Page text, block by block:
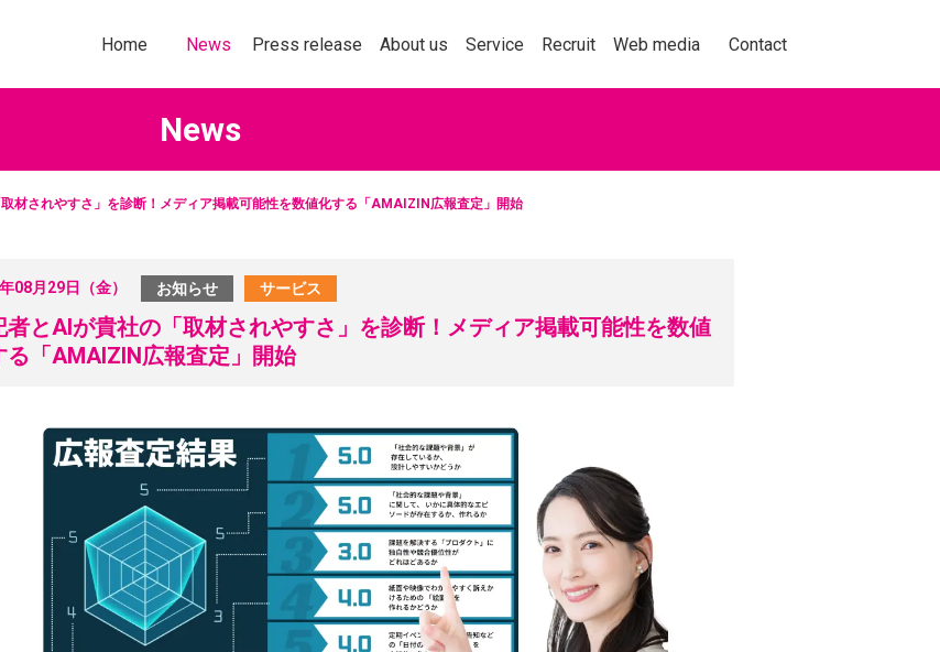
Home News Press release About us Service Recruit Web media
業にぴったりの販促ソリ
探しいただけます！
しくはこちら
意欲を刺激していくことをテーマに、セ
ールスプロモーション業界の情報、実績
を掲載します。
Contact
News
材されやすさ」を診断！メディア掲載可能性を数値化する「AMAIZIN広報査定」開始
08月29日（金） お知らせ サービス
者とAIが貴社の「取材されやすさ」を診断！メディア掲載可能性を数値
る「AMAIZIN広報査定」開始